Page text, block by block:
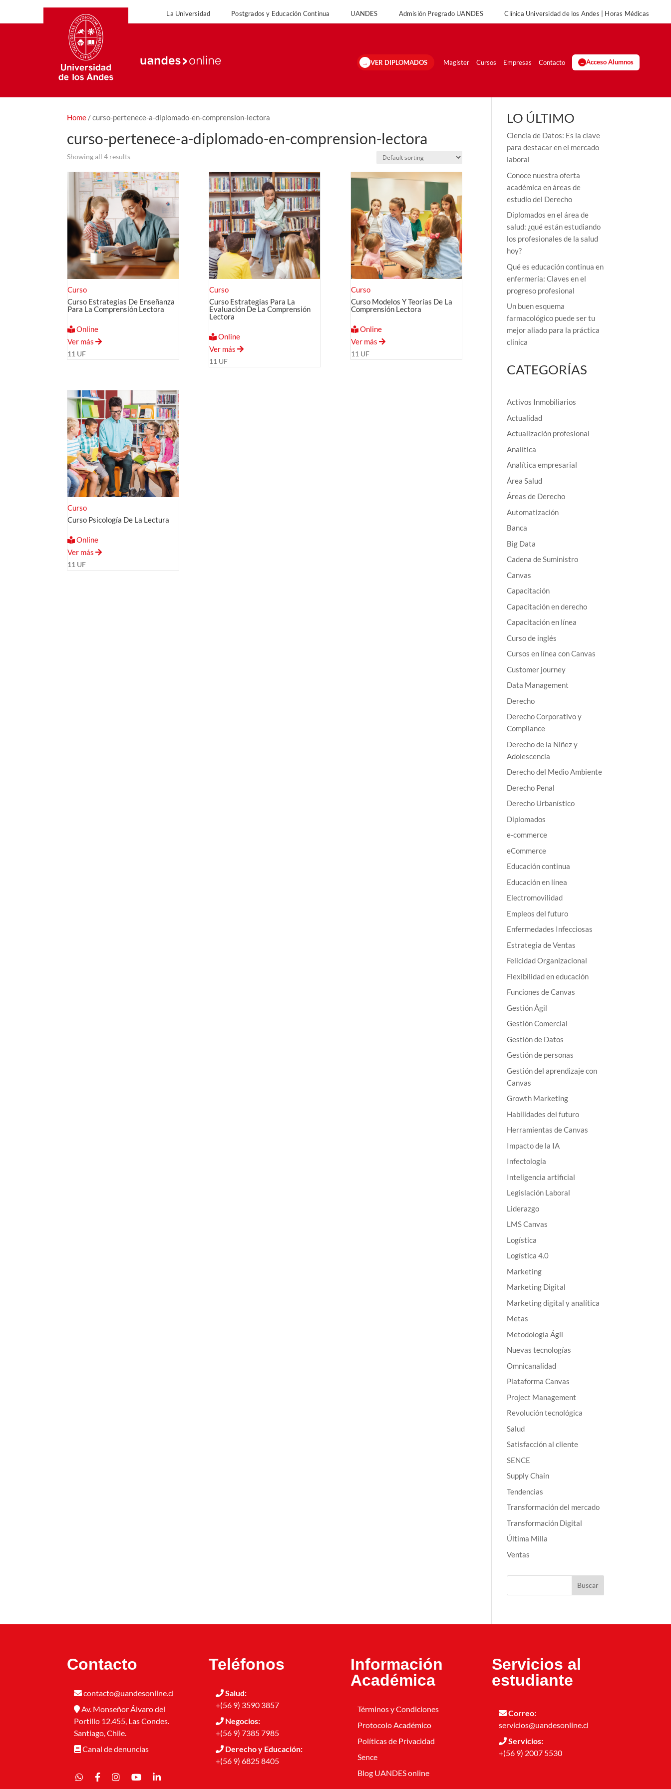
VER DIPLOMADOS Magíster Cursos Empresas Contacto Acceso Alumnos
La Universidad Postgrados y Educación Continua UANDES Admisión Pregrado UANDES Clínica Universidad de los Andes | Horas Médicas
Home / curso-pertenece-a-diplomado-en-comprension-lectora
curso-pertenece-a-diplomado-en-comprension-lectora
Showing all 4 results
Curso
Curso Estrategias De Enseñanza
Para La Comprensión Lectora
Online
Ver más
11 UF
Curso
Curso Estrategias Para La
Evaluación De La Comprensión
Lectora
Online
Ver más
11 UF
Curso
Curso Modelos Y Teorías De La
Comprensión Lectora
Online
Ver más
11 UF
Curso
Curso Psicología De La Lectura
Online
Ver más
11 UF
LO ÚLTIMO
Ciencia de Datos: Es la clave
para destacar en el mercado
laboral
Conoce nuestra oferta
académica en áreas de
estudio del Derecho
Diplomados en el área de
salud: ¿qué están estudiando
los profesionales de la salud
hoy?
Qué es educación continua en
enfermería: Claves en el
progreso profesional
Un buen esquema
farmacológico puede ser tu
mejor aliado para la práctica
clínica
CATEGORÍAS
Activos Inmobiliarios
Actualidad
Actualización profesional
Analítica
Analítica empresarial
Área Salud
Áreas de Derecho
Automatización
Banca
Big Data
Cadena de Suministro
Canvas
Capacitación
Capacitación en derecho
Capacitación en línea
Curso de inglés
Cursos en línea con Canvas
Customer journey
Data Management
Derecho
Derecho Corporativo y
Compliance
Derecho de la Niñez y
Adolescencia
Derecho del Medio Ambiente
Derecho Penal
Derecho Urbanístico
Diplomados
e-commerce
eCommerce
Educación continua
Educación en línea
Electromovilidad
Empleos del futuro
Enfermedades Infecciosas
Estrategia de Ventas
Felicidad Organizacional
Flexibilidad en educación
Funciones de Canvas
Gestión Ágil
Gestión Comercial
Gestión de Datos
Gestión de personas
Gestión del aprendizaje con
Canvas
Growth Marketing
Habilidades del futuro
Herramientas de Canvas
Impacto de la IA
Infectología
Inteligencia artificial
Legislación Laboral
Liderazgo
LMS Canvas
Logística
Logística 4.0
Marketing
Marketing Digital
Marketing digital y analítica
Metas
Metodología Ágil
Nuevas tecnologías
Omnicanalidad
Plataforma Canvas
Project Management
Revolución tecnológica
Salud
Satisfacción al cliente
SENCE
Supply Chain
Tendencias
Transformación del mercado
Transformación Digital
Última Milla
Ventas
Buscar
Contacto
contacto@uandesonline.cl
Av. Monseñor Álvaro del
Portillo 12.455, Las Condes.
Santiago, Chile.
Canal de denuncias
Teléfonos
Salud:
+(56 9) 3590 3857
Negocios:
+(56 9) 7385 7985
Derecho y Educación:
+(56 9) 6825 8405
Información
Académica
Términos y Condiciones
Protocolo Académico
Políticas de Privacidad
Sence
Blog UANDES online
Servicios al
estudiante
Correo:
servicios@uandesonline.cl
Servicios:
+(56 9) 2007 5530